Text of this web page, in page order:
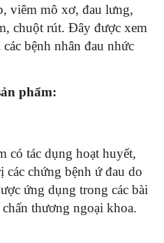
viêm mô xơ, đau lưng,
chuột rút. Đây được xem
bệnh nhân đau nhức
phẩm:
có tác dụng hoạt huyết,
chứng bệnh ứ đau do
ứng dụng trong các bài
thương ngoại khoa.